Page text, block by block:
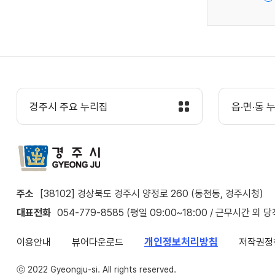
경주시 주요 누리집 읍·면·동
주소
[38102] 경상북도 경주시 양정로 260 (동천동, 경주시청)
대표전화 054-779-8585 (평일 09:00~18:00 / 근무시간 외 당
이용안내 뷰어다운로드 개인정보처리방침 저작권
ⓒ 2022 Gyeongju-si. All rights reserved.